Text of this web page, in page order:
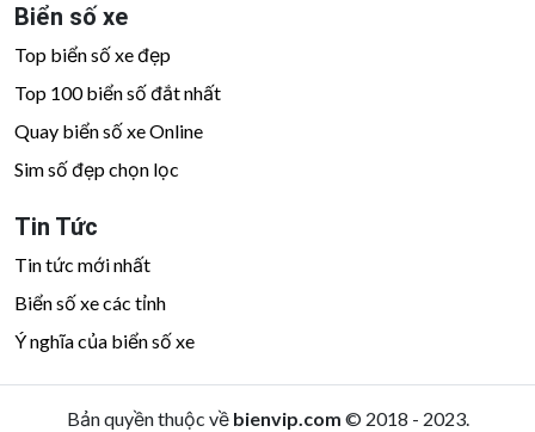
Biển số xe
Top biển số xe đẹp
Top 100 biển số đắt nhất
Quay biển số xe Online
Sim số đẹp chọn lọc
Tin Tức
Tin tức mới nhất
Biển số xe các tỉnh
Ý nghĩa của biển số xe
Bản quyền thuộc về bienvip.com © 2018 - 2023.